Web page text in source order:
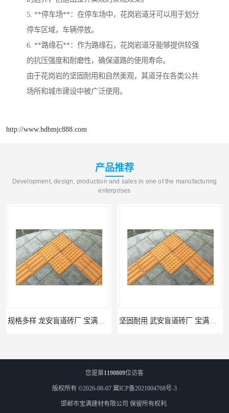
5. **停车场**：在停车场中，花岗岩道牙可以用于划分
停车区域，车辆停放。
6. **路缘石**：作为路缘石，花岗岩道牙能够提供较强
的抗压强度和耐磨性，确保道路的使用寿命。
由于花岗岩的坚固耐用和自然美观，其道牙在各类公共
场所和城市建设中被广泛使用。
http://www.hdbmjc888.com
产品推荐
Development, design, production and sales in one of the manufacturing
enterprises
馆陶pc仿石砖厂家 规格多样 宝满建材
您是第1190809位访客
版权所有 ©2026-08-07 冀ICP备2021004768号-3
邯郸市宝满建材有限公司 保留所有权利.